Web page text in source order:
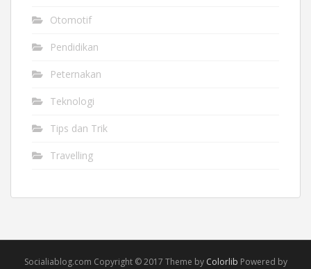
Otomotif
Pendidikan
Peternakan
Teknologi
Tips dan Trik
Travelling
Socialiablog.com Copyright © 2017 Theme by Colorlib Powered by